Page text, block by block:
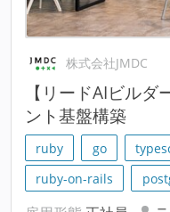
株式会社JMDC
【リードAIビル
ント基盤構築
ruby go
ruby-on-rails